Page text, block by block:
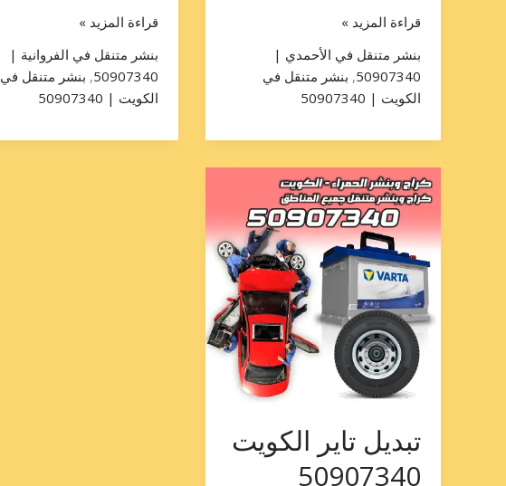
قراءة المزيد »
بنشر متنقل في الأحمدي |
50907340
, بنشر متنقل في
الكويت | 50907340
قراءة المزيد »
بنشر متنقل في الفروانية |
50907340
, بنشر متنقل في
الكويت | 50907340
تبديل تاير الكويت
50907340
تبديل
تاير
الكويت
50907340